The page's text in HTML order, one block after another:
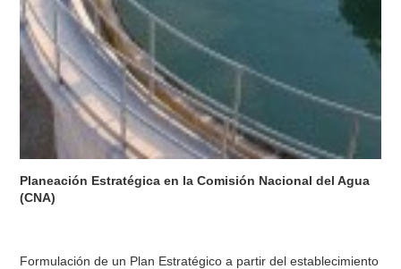
Planeación Estratégica en la Comisión Nacional del Agua
(CNA)
Formulación de un Plan Estratégico a partir del establecimiento